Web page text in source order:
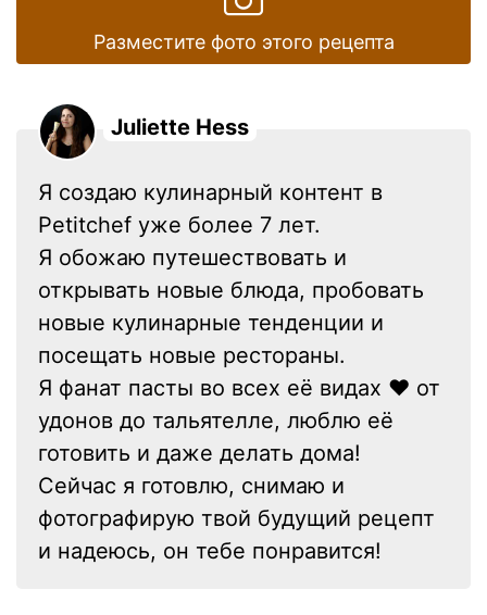
Разместите фото этого рецепта
Juliette Hess
Я создаю кулинарный контент в
Petitchef уже более 7 лет.
Я обожаю путешествовать и
открывать новые блюда, пробовать
новые кулинарные тенденции и
посещать новые рестораны.
Я фанат пасты во всех её видах ❤ от
удонов до тальятелле, люблю её
готовить и даже делать дома!
Сейчас я готовлю, снимаю и
фотографирую твой будущий рецепт
и надеюсь, он тебе понравится!